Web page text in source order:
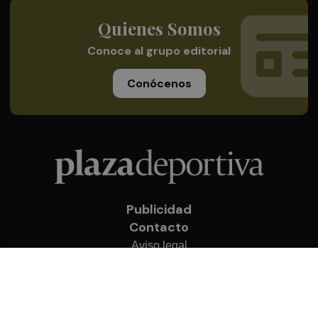
Quienes Somos
Conoce al grupo editorial
Conócenos
Publicidad
Contacto
Aviso legal